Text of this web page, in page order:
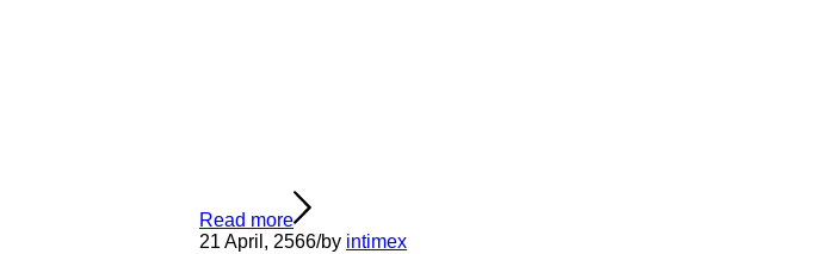
Read more
21 April, 2566/by intimex